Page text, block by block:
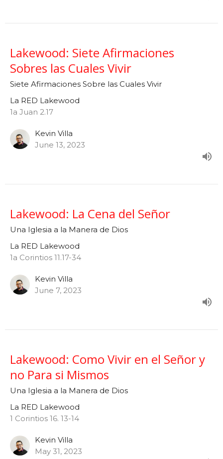
Lakewood: Siete Afirmaciones
Sobres las Cuales Vivir
Siete Afirmaciones Sobre las Cuales Vivir
La RED Lakewood
1a Juan 2.17
Kevin Villa
June 13, 2023
Lakewood: La Cena del Señor
Una Iglesia a la Manera de Dios
La RED Lakewood
1a Corintios 11.17-34
Kevin Villa
June 7, 2023
Lakewood: Como Vivir en el Señor y
no Para si Mismos
Una Iglesia a la Manera de Dios
La RED Lakewood
1 Corintios 16. 13-14
Kevin Villa
May 31, 2023